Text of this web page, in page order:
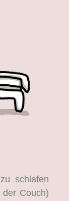
schlafen
Couch)